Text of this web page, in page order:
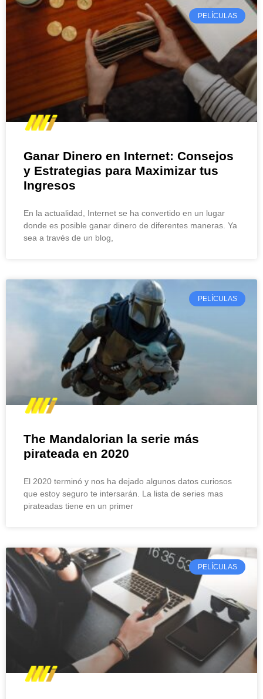
PELÍCULAS
Ganar Dinero en Internet: Consejos
y Estrategias para Maximizar tus
Ingresos
En la actualidad, Internet se ha convertido en un lugar
donde es posible ganar dinero de diferentes maneras. Ya
sea a través de un blog,
PELÍCULAS
The Mandalorian la serie más
pirateada en 2020
El 2020 terminó y nos ha dejado algunos datos curiosos
que estoy seguro te intersarán. La lista de series mas
pirateadas tiene en un primer
PELÍCULAS